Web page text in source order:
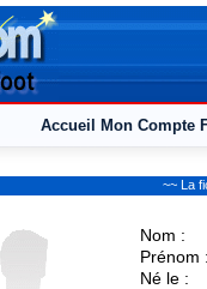
Accueil Mon Compte
~~ La
Nom :
Prénom
Né le :